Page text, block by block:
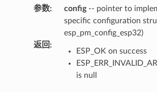
参数: config-- pointer to
specific configuration
esp_pm_config_esp32)
返回 :
ESP_OK on success
is null